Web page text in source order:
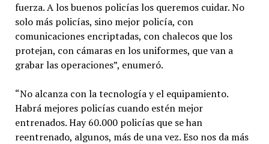
fuerza. A los buenos policías los queremos cuidar. No
solo más policías, sino mejor policía, con
comunicaciones encriptadas, con chalecos que los
protejan, con cámaras en los uniformes, que van a
grabar las operaciones”, enumeró.
“No alcanza con la tecnología y el equipamiento.
Habrá mejores policías cuando estén mejor
entrenados. Hay 60.000 policías que se han
reentrenado, algunos, más de una vez. Eso nos da más